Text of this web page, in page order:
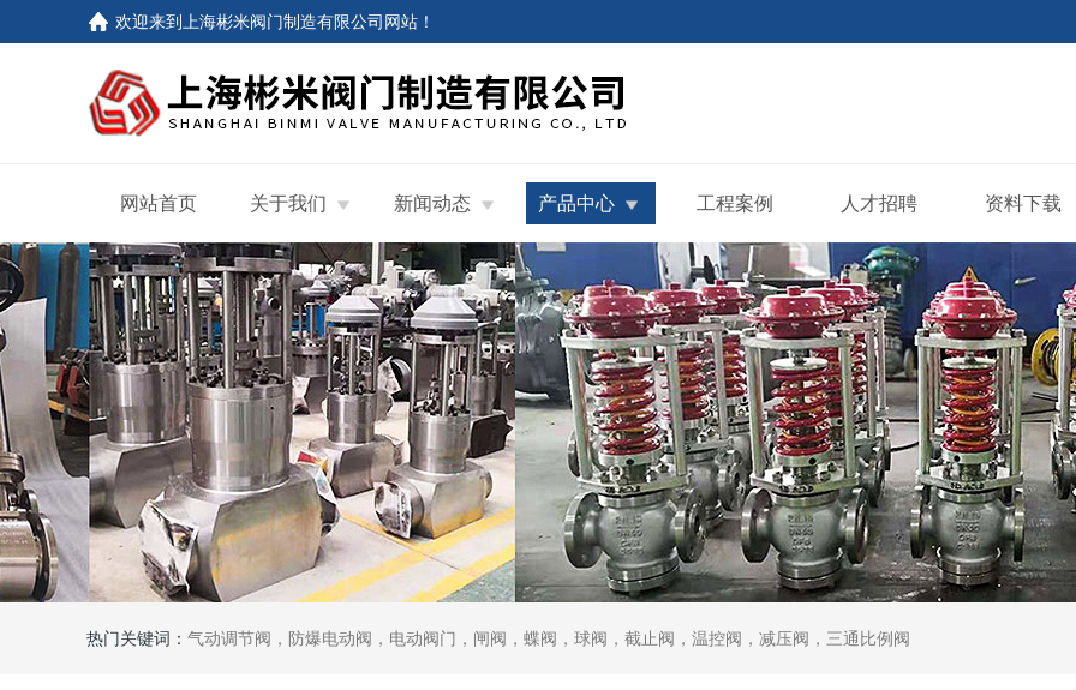
欢迎来到 上海彬米阀门制造有限公司网站 ！
网站首页 关于我们 新闻动态 产品中心 工程案例 人才招聘 资料下载
热门关键词： 气动调节阀，防爆电动阀，电动阀门，闸阀，蝶阀，球阀，截止阀，温控阀，减压阀，三通比例阀